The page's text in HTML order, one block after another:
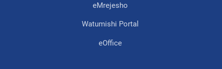
eMrejesho
Watumishi Portal
eOffice